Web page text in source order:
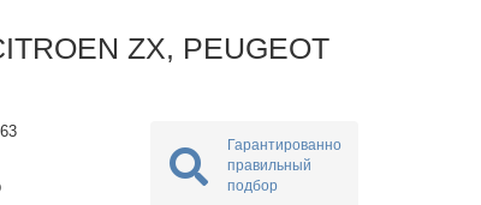
ZX, PEUGEOT
Гарантированно
правильный
подбор